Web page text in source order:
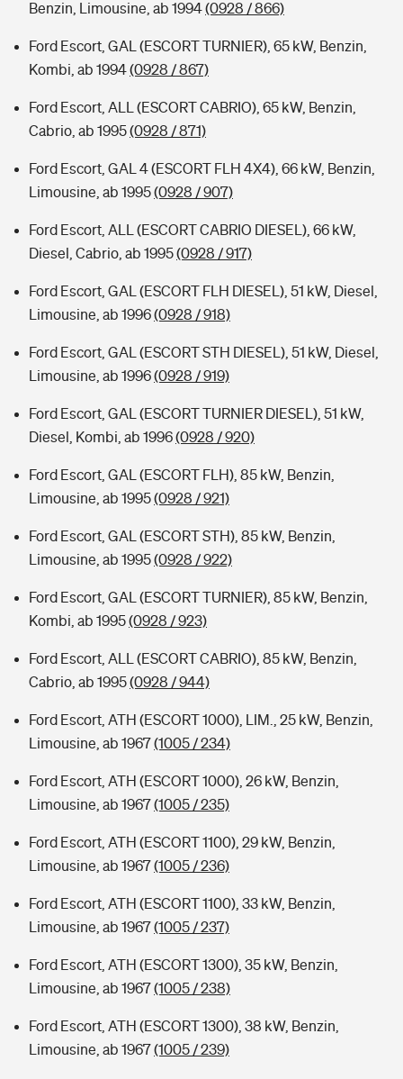
Benzin, Limousine, ab 1994(0928 / 866)
Ford Escort, GAL (ESCORT TURNIER), 65 kW, Benzin,
Kombi, ab 1994(0928 / 867)
Ford Escort, ALL (ESCORT CABRIO), 65 kW, Benzin,
Cabrio, ab 1995(0928 / 871)
Ford Escort, GAL 4 (ESCORT FLH 4X4), 66 kW, Benzin,
Limousine, ab 1995(0928 / 907)
Ford Escort, ALL (ESCORT CABRIO DIESEL), 66 kW,
Diesel, Cabrio, ab 1995(0928 / 917)
Ford Escort, GAL (ESCORT FLH DIESEL), 51 kW, Diesel,
Limousine, ab 1996(0928 / 918)
Ford Escort, GAL (ESCORT STH DIESEL), 51 kW, Diesel,
Limousine, ab 1996(0928 / 919)
Ford Escort, GAL (ESCORT TURNIER DIESEL), 51 kW,
Diesel, Kombi, ab 1996(0928 / 920)
Ford Escort, GAL (ESCORT FLH), 85 kW, Benzin,
Limousine, ab 1995(0928 / 921)
Ford Escort, GAL (ESCORT STH), 85 kW, Benzin,
Limousine, ab 1995(0928 / 922)
Ford Escort, GAL (ESCORT TURNIER), 85 kW, Benzin,
Kombi, ab 1995(0928 / 923)
Ford Escort, ALL (ESCORT CABRIO), 85 kW, Benzin,
Cabrio, ab 1995(0928 / 944)
Ford Escort, ATH (ESCORT 1000), LIM., 25 kW, Benzin,
Limousine, ab 1967(1005 / 234)
Ford Escort, ATH (ESCORT 1000), 26 kW, Benzin,
Limousine, ab 1967(1005 / 235)
Ford Escort, ATH (ESCORT 1100), 29 kW, Benzin,
Limousine, ab 1967(1005 / 236)
Ford Escort, ATH (ESCORT 1100), 33 kW, Benzin,
Limousine, ab 1967(1005 / 237)
Ford Escort, ATH (ESCORT 1300), 35 kW, Benzin,
Limousine, ab 1967(1005 / 238)
Ford Escort, ATH (ESCORT 1300), 38 kW, Benzin,
Limousine, ab 1967(1005 / 239)